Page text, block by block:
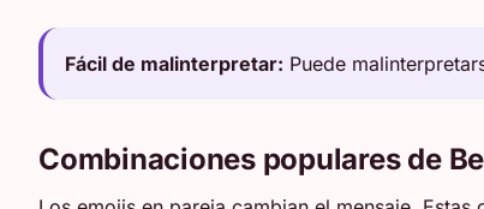
Fácil de malinterpretar: Puede
Combinaciones populares de